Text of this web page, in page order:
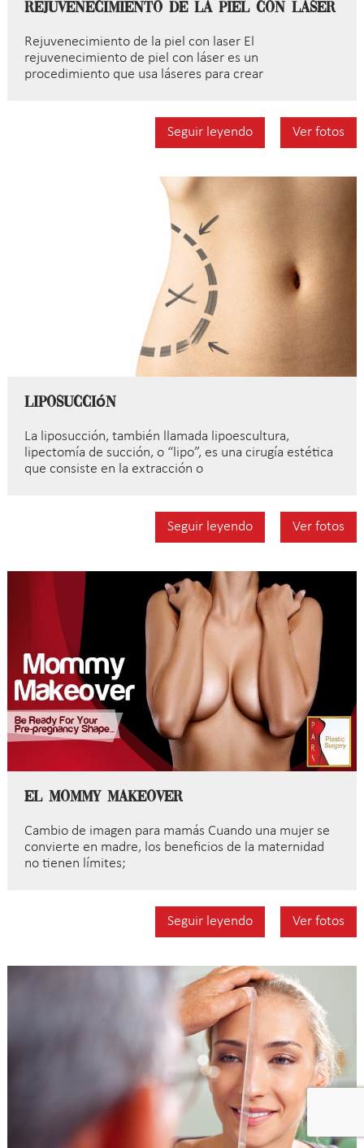
Rejuvenecimiento de la piel con laser
Rejuvenecimiento de la piel con laser El
rejuvenecimiento de piel con láser es un
procedimiento que usa láseres para crear
Seguir leyendo Ver fotos
Liposucción
La liposucción, también llamada lipoescultura,
lipectomía de succión, o “lipo”, es una cirugía estética
que consiste en la extracción o
Seguir leyendo Ver fotos
El Mommy Makeover
Cambio de imagen para mamás Cuando una mujer se
convierte en madre, los beneficios de la maternidad
no tienen límites;
Seguir leyendo Ver fotos